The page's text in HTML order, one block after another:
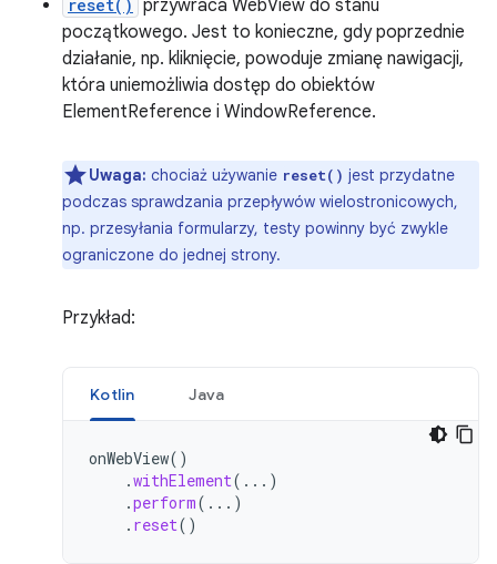
reset() przywraca WebView do stanu
początkowego. Jest to konieczne, gdy poprzednie
działanie, np. kliknięcie, powoduje zmianę nawigacji,
która uniemożliwia dostęp do obiektów
ElementReference i WindowReference.
Uwaga: chociaż używanie reset() jest przydatne
podczas sprawdzania przepływów wielostronicowych,
np. przesyłania formularzy, testy powinny być zwykle
ograniczone do jednej strony.
Przykład:
Kotlin Java
onWebView()
.withElement(...)
.perform(...)
. reset()